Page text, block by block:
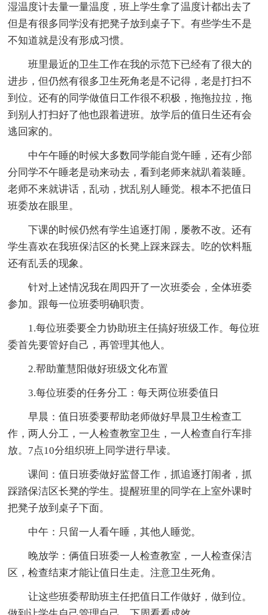
湿温度计去量一量温度，班上学生拿了温度计都出去了
但是有很多同学没有把凳子放到桌子下。有些学生不是
不知道就是没有形成习惯。
班里最近的卫生工作在我的示范下已经有了很大的
进步，但仍然有很多卫生死角老是不记得，老是打扫不
到位。还有的同学做值日工作很不积极，拖拖拉拉，拖
到别人打扫好了他也跟着进班。放学后的值日生还有会
逃回家的。
中午午睡的时候大多数同学能自觉午睡，还有少部
分同学不午睡老是动来动去，看到老师来就趴着装睡。
老师不来就讲话，乱动，扰乱别人睡觉。根本不把值日
班委放在眼里。
下课的时候仍然有学生追逐打闹，屡教不改。还有
学生喜欢在我班保洁区的长凳上踩来踩去。吃的饮料瓶
还有乱丢的现象。
针对上述情况我在周四开了一次班委会，全体班委
参加。跟每一位班委明确职责。
1.每位班委要全力协助班主任搞好班级工作。每位班
委首先要管好自己，再管理其他人。
2.帮助董慧阳做好班级文化布置
3.每位班委的任务分工：每天两位班委值日
早晨：值日班委要帮助老师做好早晨卫生检查工
作，两人分工，一人检查教室卫生，一人检查自行车排
放。7点10分组织班上同学进行早读。
课间：值日班委做好监督工作，抓追逐打闹者，抓
踩踏保洁区长凳的学生。提醒班里的同学在上室外课时
把凳子放到桌子下面。
中午：只留一人看午睡，其他人睡觉。
晚放学：俩值日班委一人检查教室，一人检查保洁
区，检查结束才能让值日生走。注意卫生死角。
让这些班委帮助班主任把值日工作做好，做到位。